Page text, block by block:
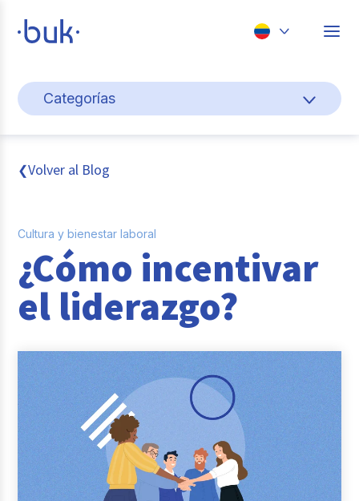
Perú
Categorías
Cultura y bienestar laboral
Gestión de personas
Pago de nómina
Buk
Transformación digital
Reclutamiento y Selección
Casos de éxito
Columna del Experto
Entrevistas
❮Volver al Blog
Cultura y bienestar laboral
¿Cómo incentivar
el liderazgo?